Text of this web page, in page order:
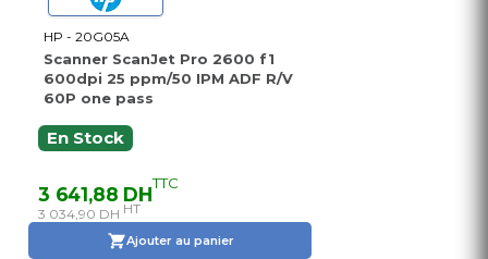
HP - 20G05A
Scanner ScanJet Pro 2600 f1
600dpi 25 ppm/50 IPM ADF R/V
60P one pass
En Stock
3 641,88 DHTTC
3 034,90 DH HT
Ajouter au panier